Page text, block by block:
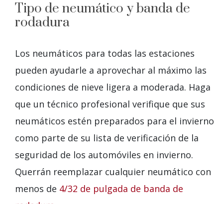
Tipo de neumático y banda de
rodadura
Los neumáticos para todas las estaciones
pueden ayudarle a aprovechar al máximo las
condiciones de nieve ligera a moderada. Haga
que un técnico profesional verifique que sus
neumáticos estén preparados para el invierno
como parte de su lista de verificación de la
seguridad de los automóviles en invierno.
Querrán reemplazar cualquier neumático con
menos de 4/32 de pulgada de banda de